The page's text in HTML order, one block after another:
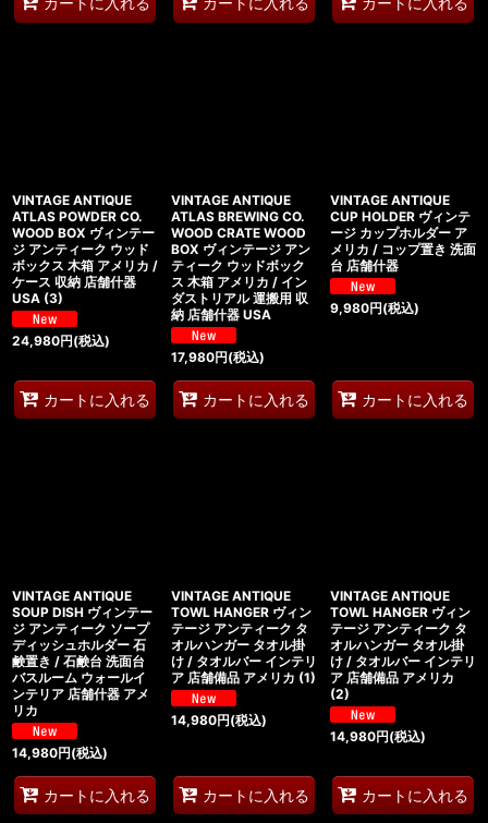
VINTAGE ANTIQUE
ATLAS POWDER CO.
WOOD BOX ヴィンテー
ジ アンティーク ウッド
ボックス 木箱 アメリカ /
ケース 収納 店舗什器
USA (3)
24,980円(税込)
カートに入れる
VINTAGE ANTIQUE
ATLAS BREWING CO.
WOOD CRATE WOOD
BOX ヴィンテージ アン
ティーク ウッドボック
ス 木箱 アメリカ / イン
ダストリアル 運搬用 収
納 店舗什器 USA
17,980円(税込)
カートに入れる
VINTAGE ANTIQUE
CUP HOLDER ヴィンテ
ージ カップホルダー ア
メリカ / コップ置き 洗面
台 店舗什器
9,980円(税込)
カートに入れる
VINTAGE ANTIQUE
SOUP DISH ヴィンテー
ジ アンティーク ソープ
ディッシュホルダー 石
鹸置き / 石鹸台 洗面台
バスルーム ウォールイ
ンテリア 店舗什器 アメ
リカ
14,980円(税込)
カートに入れる
VINTAGE ANTIQUE
TOWL HANGER ヴィン
テージ アンティーク タ
オルハンガー タオル掛
け / タオルバー インテリ
ア 店舗備品 アメリカ (1)
14,980円(税込)
カートに入れる
VINTAGE ANTIQUE
TOWL HANGER ヴィン
テージ アンティーク タ
オルハンガー タオル掛
け / タオルバー インテリ
ア 店舗備品 アメリカ
(2)
14,980円(税込)
カートに入れる